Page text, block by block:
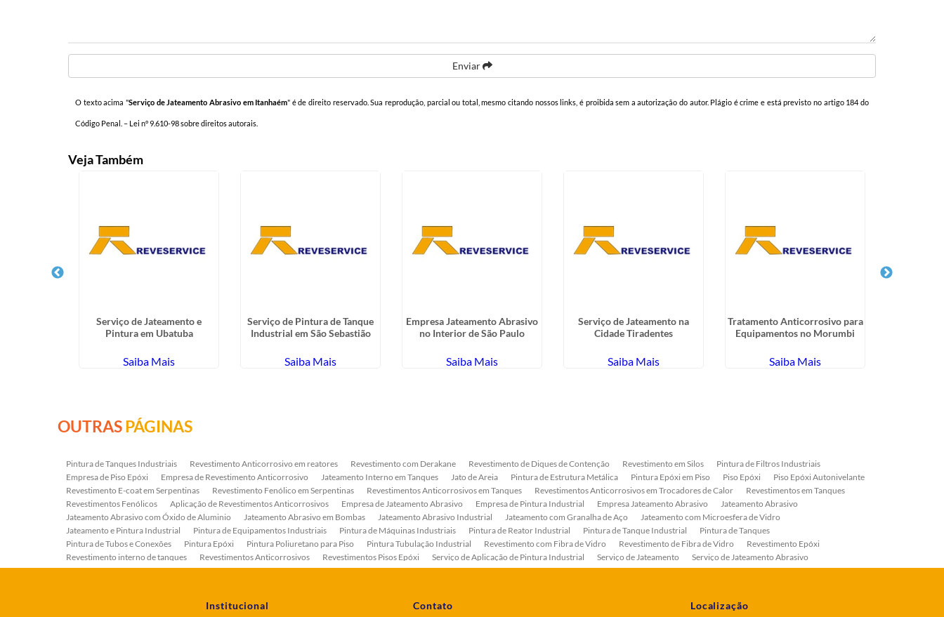
Enviar
O texto acima "Serviço de Jateamento Abrasivo em Itanhaém" é de direito reservado. Sua reprodução, parcial ou total, mesmo citando nossos links, é proibida sem a autorização do autor. Plágio é crime e está previsto no artigo 184 do
Código Penal. – Lei n° 9.610-98 sobre direitos autorais
Veja Também
Serviço de Jateamento e
Pintura em Ubatuba
Saiba Mais
Serviço de Pintura de Tanque
Industrial em São Sebastião
Saiba Mais
Empresa Jateamento Abrasivo
no Interior de São Paulo
Saiba Mais
Serviço de Jateamento na
Cidade Tiradentes
Saiba Mais
Tratamento Anticorrosivo para
Equipamentos no Morumbi
Saiba Mais
OUTRASPÁGINAS
Pintura de Tanques Industriais Revestimento Anticorrosivo em reatores Revestimento com Derakane Revestimento de Diques de Contenção Revestimento em Silos
Pintura de Filtros Industriais
Empresa de Piso Epóxi
Empresa de Revestimento Anticorrosivo Jateamento Interno em Tanques Jato de Areia Pintura de Estrutura Metálica Pintura Epóxi em Piso Piso Epóxi
Piso Epóxi Autonivelante
Revestimento E-coat em Serpentinas
Revestimento Fenólico em Serpentinas Revestimentos Anticorrosivos em Tanques Revestimentos Anticorrosivos em Trocadores de Calor
Revestimentos em Tanques
Revestimentos Fenólicos
Aplicação de Revestimentos Anticorrosivos Empresa de Jateamento Abrasivo Empresa de Pintura Industrial Empresa Jateamento Abrasivo
Jateamento Abrasivo
Jateamento Abrasivo com Óxido de Aluminio
Jateamento Abrasivo em Bombas Jateamento Abrasivo Industrial Jateamento com Granalha de Aço
Jateamento com Microesfera de Vidro
Jateamento e Pintura Industrial
Pintura de Equipamentos Industriais Pintura de Máquinas Industriais Pintura de Reator Industrial Pintura de Tanque Industrial
Pintura de Tanques
Pintura de Tubos e Conexões
Pintura Epóxi Pintura Poliuretano para Piso Pintura Tubulação Industrial Revestimento com Fibra de Vidro Revestimento de Fibra de Vidro
Revestimento Epóxi
Revestimento interno de tanques
Revestimentos Anticorrosivos Revestimentos Pisos Epóxi Serviço de Aplicação de Pintura Industrial Serviço de Jateamento
Serviço de Jateamento Abrasivo
Serviço de Jateamento e Pintura
Serviço de Jateamento em Bombas Serviço de Pintura de Bombas Industriais Serviço de Pintura de Tanque Industrial
Serviço de Pintura de Válvulas
Institucional Contato Localização